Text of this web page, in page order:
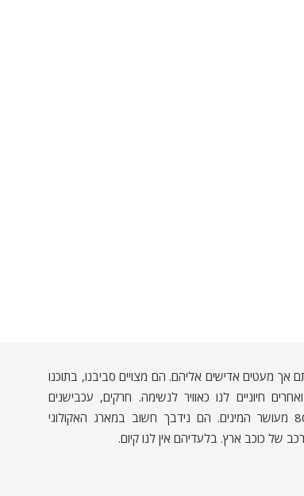
אך מעטים אדישים אליהם. הם מצויים סביבנו, בתוכנו
חיוניים לנו כאוויר לנשימה. חרקים, עכבישנים
ופרוקי־רגליים אחרים מהווים כ־80% מעושר המינים. הם נידבך חשוב במארג האקולוגי
של כוכב ארץ. בלעדיהם אין לנו קיום.